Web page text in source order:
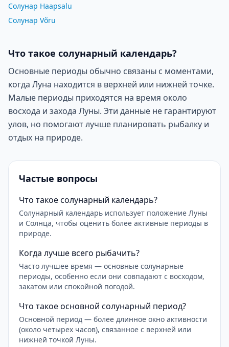
Солунар Haapsalu
Солунар Võru
Что такое солунарный календарь?
Основные периоды обычно связаны с моментами,
когда Луна находится в верхней или нижней точке.
Малые периоды приходятся на время около
восхода и захода Луны. Эти данные не гарантируют
улов, но помогают лучше планировать рыбалку и
отдых на природе.
Частые вопросы
Что такое солунарный календарь?
Солунарный календарь использует положение Луны
и Солнца, чтобы оценить более активные периоды в
природе.
Когда лучше всего рыбачить?
Часто лучшее время — основные солунарные
периоды, особенно если они совпадают с восходом,
закатом или спокойной погодой.
Что такое основной солунарный период?
Основной период — более длинное окно активности
(около четырех часов), связанное с верхней или
нижней точкой Луны.